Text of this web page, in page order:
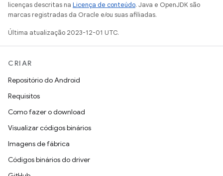
licenças descritas na Licença de conteúdo. Java e OpenJDK são
marcas registradas da Oracle e/ou suas afiliadas.
Última atualização 2023-12-01 UTC.
CRIAR
Repositório do Android
Requisitos
Como fazer o download
Visualizar códigos binários
Imagens de fábrica
Códigos binários do driver